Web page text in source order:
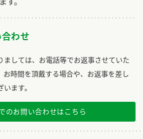
わせ
ましては、お電話等でお返事させていた
お時間を頂戴する場合や、お返事を差し
ます。
のお問い合わせはこちら